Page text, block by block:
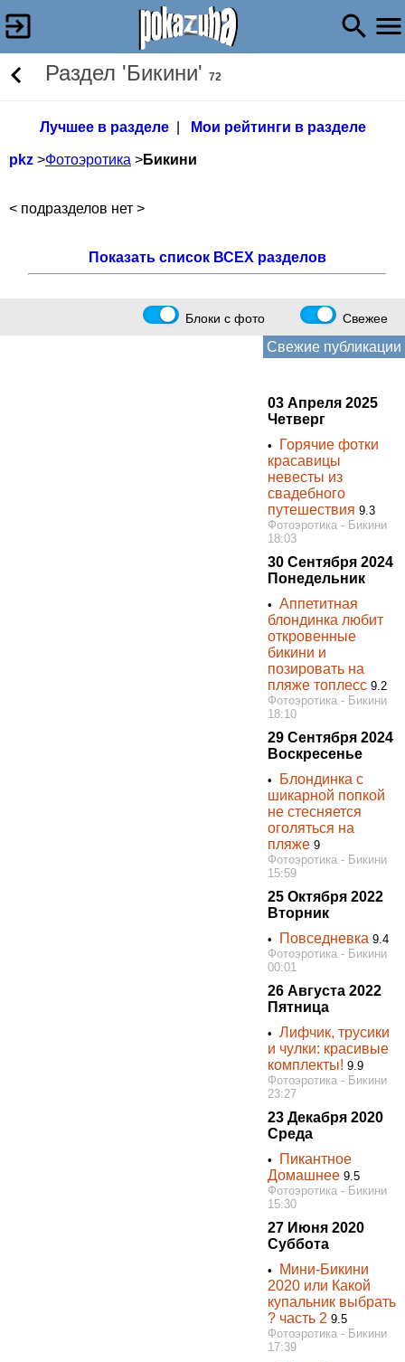
Раздел 'Бикини' 72
Лучшее в разделе| Мои рейтинги в разделе
pkz >Фотоэротика >Бикини
< подразделов нет >
Показать список ВСЕХ разделов
Блоки с фото Свежее
Свежие публикации
03 Апреля 2025
Четверг
•
Горячие фотки
красавицы
невесты из
свадебного
путешествия 9.3
Фотоэротика - Бикини
18:03
30 Сентября 2024
Понедельник
•Аппетитная
блондинка любит
откровенные
бикини и
позировать на
пляже топлесс9.2
Фотоэротика - Бикини
18:10
29 Сентября 2024
Воскресенье
•
Блондинка с
шикарной попкой
не стесняется
оголяться на
пляже9
Фотоэротика - Бикини
15:59
25 Октября 2022
Вторник
• Повседневка 9.4
Фотоэротика - Бикини
00:01
26 Августа 2022
Пятница
•Лифчик, трусики
и чулки: красивые
комплекты! 9.9
Фотоэротика - Бикини
23:27
23 Декабря 2020
Среда
•
Пикантное
Домашнее 9.5
Фотоэротика - Бикини
15:30
27 Июня 2020
Суббота
•
Мини-Бикини
2020 или Какой
купальник выбрать
? часть 2 9.5
Фотоэротика - Бикини
17:39